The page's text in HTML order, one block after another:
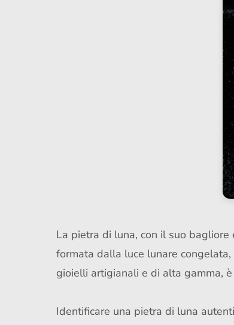
La pietra di luna, con il suo
formata dalla luce lunare
gioielli artigianali e di alta gamma,
Identificare una pietra di luna